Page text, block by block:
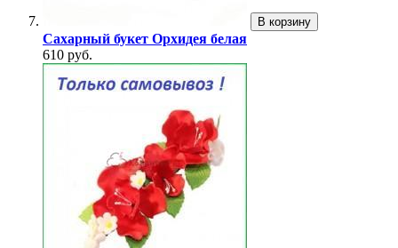
В корзину
Сахарный букет Орхидея белая
610 руб.